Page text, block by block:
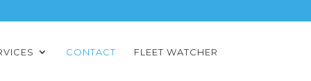
CONTACT FLEET WATCHER